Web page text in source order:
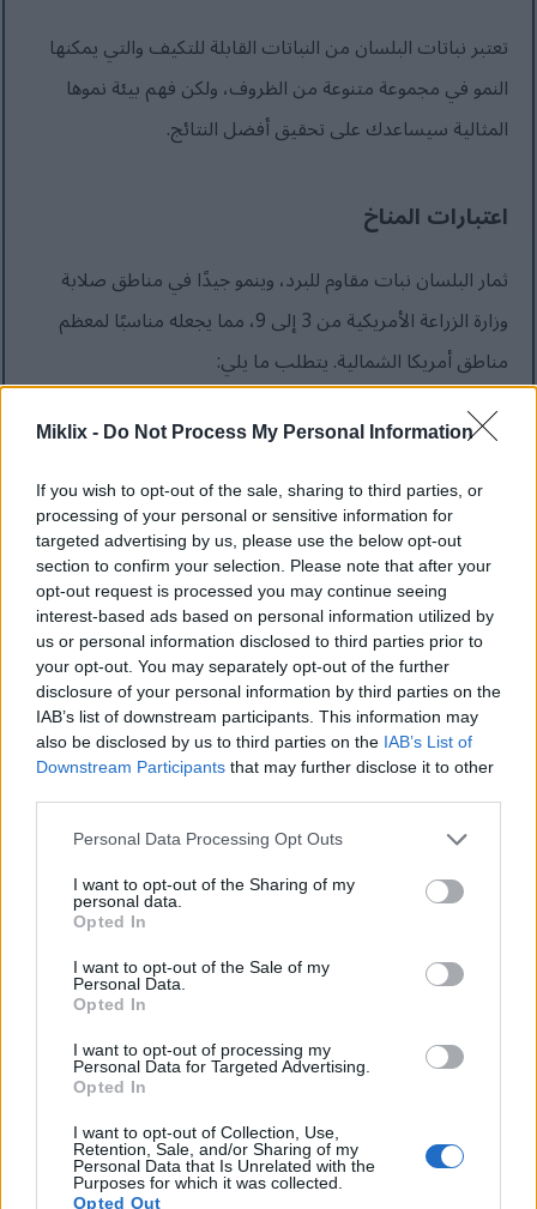
Miklix - Do Not Process My Personal Information
If you wish to opt-out of the sale, sharing to third parties, or
processing of your personal or sensitive information for
targeted advertising by us, please use the below opt-out
section to confirm your selection. Please note that after your
opt-out request is processed you may continue seeing
interest-based ads based on personal information utilized by
us or personal information disclosed to third parties prior to
your opt-out. You may separately opt-out of the further
disclosure of your personal information by third parties on the
IAB’s list of downstream participants. This information may
also be disclosed by us to third parties on the IAB’s List of
Downstream Participants that may further disclose it to other
Please note that this website/app uses one or more Google
not limited to your visit or usage behaviour. You may click to
grant or deny consent to Google and its third-party tags to
use your data for below specified purposes in below Google
consent section.
Personal Data Processing Opt Outs
I want to opt-out of the Sharing of my
personal data.
Opted In
I want to opt-out of the Sale of my
Personal Data.
Opted In
I want to opt-out of processing my
Personal Data for Targeted Advertising.
Opted In
I want to opt-out of Collection, Use,
Retention, Sale, and/or Sharing of my
Personal Data that Is Unrelated with the
Purposes for which it was collected.
Opted Out
تعتبر نباتات البلسان من النباتات القابلة للتكيف والتي يمكنها
النمو في مجموعة متنوعة من الظروف، ولكن فهم بيئة نموها
المثالية سيساعدك على تحقيق أفضل النتائج.
اعتبارات المناخ
ثمار البلسان نبات مقاوم للبرد، وينمو جيدًا في مناطق صلابة
وزارة الزراعة الأمريكية من 3 إلى 9، مما يجعله مناسبًا لمعظم
مناطق أمريكا الشمالية. يتطلب ما يلي:
الحد الأدنى من 6-8 ساعات من ضوء الشمس يوميًا
بعض الظل بعد الظهر في المناخات الأكثر حرارة لمنع
احتراق الأوراق
الحماية من الرياح القوية التي يمكن أن تلحق الضرر
بالفروع الهشة نسبيًا
الحد الأدنى 120 يومًا خاليًا من الصقيع لتنضج الفاكهة
بشكل صحيح
في بيئتها الطبيعية، تنمو شجيرات البلسان عادةً على حواف
الغابات أو في المناطق المظللة جزئيًا، ولكنها ستنتج المزيد من
الفاكهة في المواقع الأكثر تعرضًا لأشعة الشمس في حديقتك.
يفضل نبات البلسان تربة رطبة جيدة التصريف غنية بالمواد
العضوية. تشمل الظروف المثالية ما يلي:
تربة حمضية قليلاً بدرجة حموضة تتراوح بين 5.5 و6.5
تربة غنية و طينية ذات قدرة جيدة على الاحتفاظ بالرطوبة
تصريف جيد لمنع تعفن الجذور (تجنب المناطق المبللة